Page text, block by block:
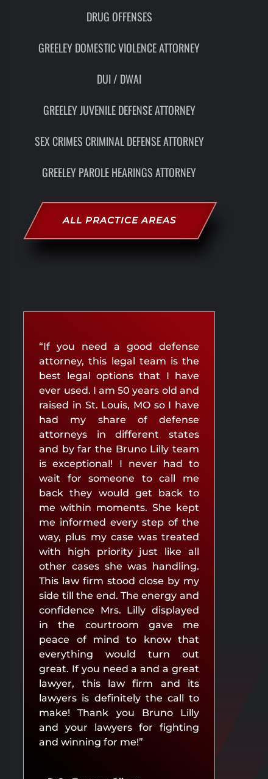
DRUG OFFENSES
GREELEY DOMESTIC VIOLENCE ATTORNEY
DUI / DWAI
GREELEY JUVENILE DEFENSE ATTORNEY
SEX CRIMES CRIMINAL DEFENSE ATTORNEY
GREELEY PAROLE HEARINGS ATTORNEY
ALL PRACTICE AREAS
“If you need a good defense
attorney, this legal team is the
best legal options that I have
ever used. I am 50 years old and
raised in St. Louis, MO so I have
had my share of defense
attorneys in different states
and by far the Bruno Lilly team
is exceptional! I never had to
wait for someone to call me
back they would get back to
me within moments. She kept
me informed every step of the
way, plus my case was treated
with high priority just like all
other cases she was handling.
This law firm stood close by my
side till the end. The energy and
confidence Mrs. Lilly displayed
in the courtroom gave me
peace of mind to know that
everything would turn out
great. If you need a and a great
lawyer, this law firm and its
lawyers is definitely the call to
make! Thank you Bruno Lilly
and your lawyers for fighting
and winning for me!”